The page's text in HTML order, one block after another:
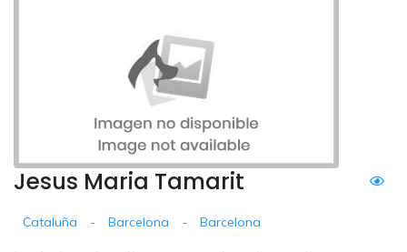
Jesus Maria Tamarit
Cataluña - Barcelona - Barcelona